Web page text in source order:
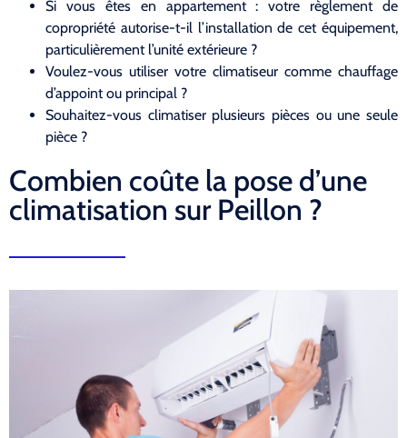
Si vous êtes en appartement : votre règlement de
copropriété autorise-t-il l’installation de cet équipement,
particulièrement l’unité extérieure ?
Voulez-vous utiliser votre climatiseur comme chauffage
d’appoint ou principal ?
Souhaitez-vous climatiser plusieurs pièces ou une seule
pièce ?
Combien coûte la pose d’une
climatisation sur Peillon ?